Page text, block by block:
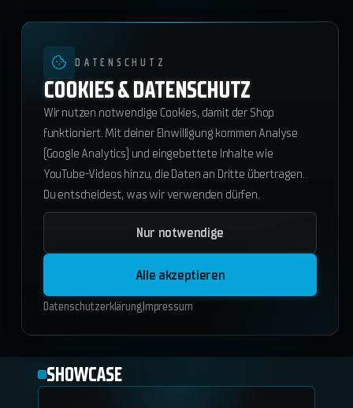
ws_revivestation 35.70€
QBCore
In den Warenkorb
SHOWCASE
DATENSCHUTZ
COOKIES & DATENSCHUTZ
Wir nutzen notwendige Cookies, damit der Shop
funktioniert. Mit deiner Einwilligung kommen Analyse
(Google Analytics) und eingebettete Inhalte wie
YouTube-Videos hinzu, die Daten an Dritte übertragen.
Du entscheidest, was wir verwenden dürfen.
Nur notwendige
Alle akzeptieren
Datenschutzerklärung Impressum